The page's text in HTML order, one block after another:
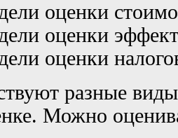
оценки
оценки
оценки
разные
Можно